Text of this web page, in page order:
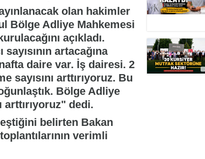
olan hakimler
Bölge Adliye Mahkemesi
açıkladı.
artacağına
daire var. İş dairesi. 2
sayısını arttırıyoruz. Bu
Bölge Adliye
arttırıyoruz" dedi.
belirten Bakan
verimli